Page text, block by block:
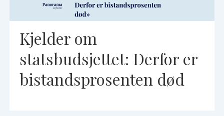
Kjelder om
statsbudsjettet: Derfor er
bistandsprosenten død